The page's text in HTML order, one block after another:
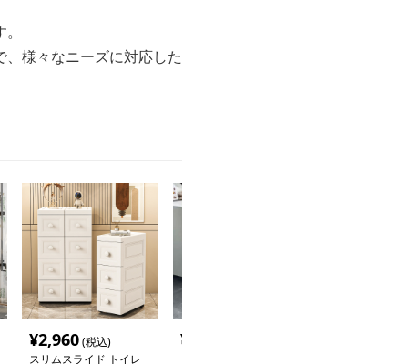
様々なニーズに対応した
¥2,960(税込)
スリムスライド トイレ
¥